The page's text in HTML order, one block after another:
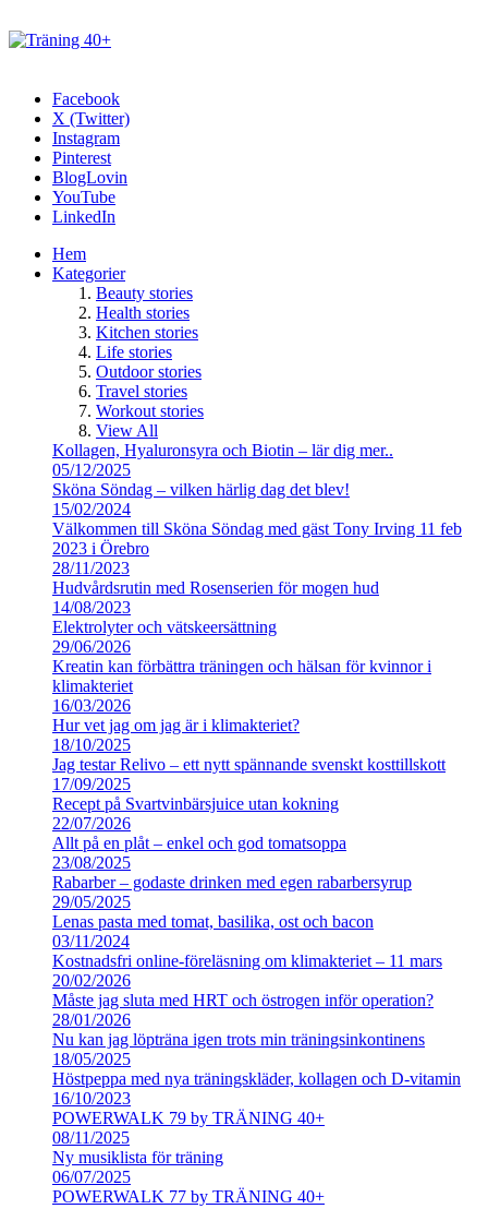
Facebook
X (Twitter)
Instagram
Pinterest
BlogLovin
YouTube
LinkedIn
Hem
Kategorier
Beauty stories
Health stories
Kitchen stories
Life stories
Outdoor stories
Travel stories
Workout stories
View All
Kollagen, Hyaluronsyra och Biotin – lär dig mer..
05/12/2025
Sköna Söndag – vilken härlig dag det blev!
15/02/2024
Välkommen till Sköna Söndag med gäst Tony Irving 11 feb
2023 i Örebro
28/11/2023
Hudvårdsrutin med Rosenserien för mogen hud
14/08/2023
Elektrolyter och vätskeersättning
29/06/2026
Kreatin kan förbättra träningen och hälsan för kvinnor i
klimakteriet
16/03/2026
Hur vet jag om jag är i klimakteriet?
18/10/2025
Jag testar Relivo – ett nytt spännande svenskt kosttillskott
17/09/2025
Recept på Svartvinbärsjuice utan kokning
22/07/2026
Allt på en plåt – enkel och god tomatsoppa
23/08/2025
Rabarber – godaste drinken med egen rabarbersyrup
29/05/2025
Lenas pasta med tomat, basilika, ost och bacon
03/11/2024
Kostnadsfri online-föreläsning om klimakteriet – 11 mars
20/02/2026
Måste jag sluta med HRT och östrogen inför operation?
28/01/2026
Nu kan jag löpträna igen trots min träningsinkontinens
18/05/2025
Höstpeppa med nya träningskläder, kollagen och D-vitamin
16/10/2023
POWERWALK 79 by TRÄNING 40+
08/11/2025
Ny musiklista för träning
06/07/2025
POWERWALK 77 by TRÄNING 40+